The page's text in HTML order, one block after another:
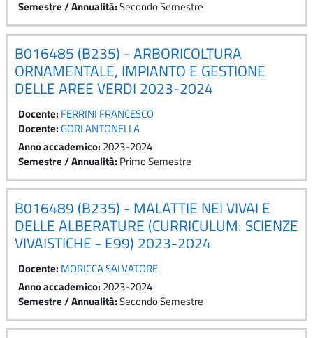
Semestre / Annualità:Secondo Semestre
B016485 (B235) - ARBORICOLTURA
ORNAMENTALE, IMPIANTO E GESTIONE
DELLE AREE VERDI 2023-2024
Docente: FERRINI FRANCESCO
Docente:GORI ANTONELLA
Anno accademico: 2023-2024
Semestre / Annualità: Primo Semestre
B016489 (B235) - MALATTIE NEI VIVAI E
DELLE ALBERATURE (CURRICULUM: SCIENZE
VIVAISTICHE - E99) 2023-2024
Docente: MORICCA SALVATORE
Anno accademico: 2023-2024
Semestre / Annualità:Secondo Semestre